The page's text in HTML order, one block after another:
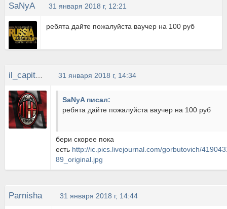
SaNyA 31 января 2018 г, 12:21
ребята дайте пожалуйста ваучер на 100 руб
31 января 2018 г, 14:34
SaNyA писал:
ребята дайте пожалуйста ваучер на 100 руб
бери скорее пока
есть http://ic.pics.livejournal.com/gorbutovich/
89_original.jpg
Parnisha 31 января 2018 г, 14:44